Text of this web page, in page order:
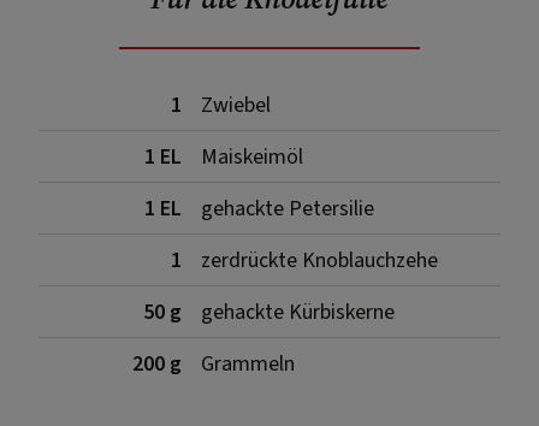
1
Zwiebel
1 EL
Maiskeimöl
1 EL
gehackte Petersilie
1
zerdrückte Knoblauchzehe
50 g
gehackte Kürbiskerne
200 g
Grammeln